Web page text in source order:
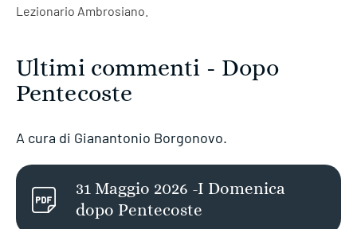
Lezionario Ambrosiano.
Ultimi commenti - Dopo
Pentecoste
A cura di Gianantonio Borgonovo.
31 Maggio 2026 -I Domenica
dopo Pentecoste